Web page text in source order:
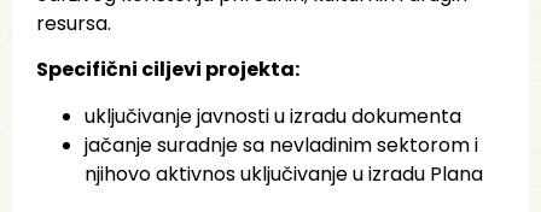
resursa.
Specifični ciljevi projekta:
uključivanje javnosti u izradu dokumenta
jačanje suradnje sa nevladinim sektorom i
njihovo aktivnos uključivanje u izradu Plana